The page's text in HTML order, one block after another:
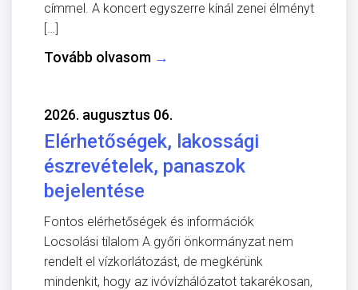
címmel. A koncert egyszerre kínál zenei élményt
[…]
Tovább olvasom →
2026. augusztus 06.
Elérhetőségek, lakossági
észrevételek, panaszok
bejelentése
Fontos elérhetőségek és információk
Locsolási tilalom A győri önkormányzat nem
rendelt el vízkorlátozást, de megkérünk
mindenkit, hogy az ivóvízhálózatot takarékosan,